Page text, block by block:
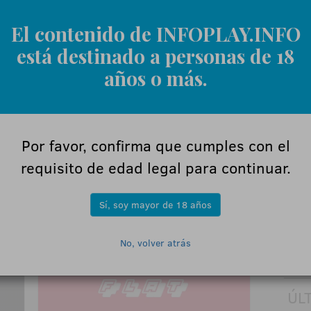
El contenido de INFOPLAY.INFO
está destinado a personas de 18
años o más.
Por favor, confirma que cumples con el
requisito de edad legal para continuar.
Sí, soy mayor de 18 años
No, volver atrás